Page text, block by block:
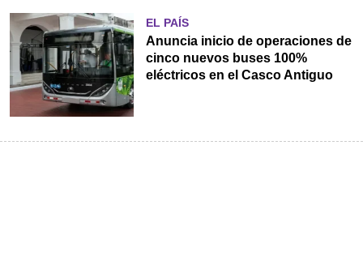
EL PAÍS
Anuncia inicio de operaciones de
cinco nuevos buses 100%
eléctricos en el Casco Antiguo